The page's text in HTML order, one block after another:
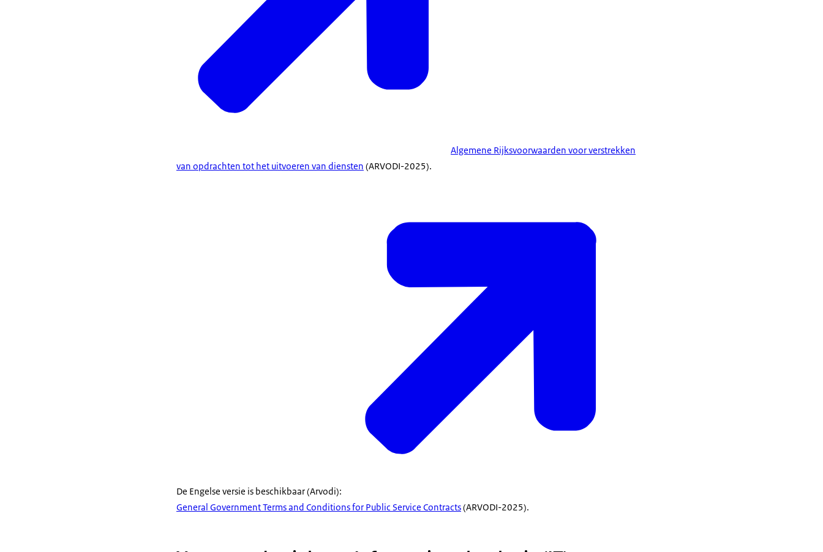
Algemene Rijksvoorwaarden voor verstrekken
van opdrachten tot het uitvoeren van diensten (ARVODI-2025).
De Engelse versie is beschikbaar (Arvodi):
General Government Terms and Conditions for Public Service Contracts(ARVODI-2025).